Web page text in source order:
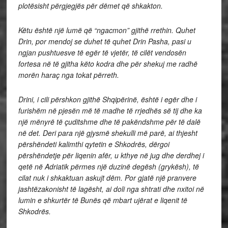
plotësisht përgjegjës për dëmet që shkakton.
Këtu është një lumë që “ngacmon” gjithë rrethin. Quhet
Drin, por mendoj se duhet të quhet Drin Pasha, pasi u
ngjan pushtuesve të egër të vjetër, të cilët vendosën
fortesa në të gjitha këto kodra dhe për shekuj me radhë
morën haraç nga tokat përreth.
Drini, i cili përshkon gjithë Shqipërinë, është i egër dhe i
furishëm në pjesën më të madhe të rrjedhës së tij dhe ka
një mënyrë të çuditshme dhe të pakëndshme për të dalë
në det. Deri para një gjysmë shekulli më parë, ai thjesht
përshëndeti kalimthi qytetin e Shkodrës, dërgoi
përshëndetje për liqenin afër, u kthye në jug dhe derdhej i
qetë në Adriatik përmes një duzinë degësh (grykësh), të
cilat nuk i shkaktuan askujt dëm. Por gjatë një pranvere
jashtëzakonisht të lagësht, ai doli nga shtrati dhe nxitoi në
lumin e shkurtër të Bunës që mbart ujërat e liqenit të
Shkodrës.